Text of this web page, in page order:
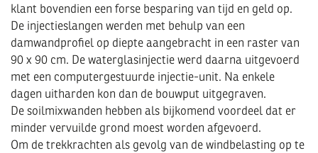
klant bovendien een forse besparing van tijd en geld op.
De injectieslangen werden met behulp van een
damwandprofiel op diepte aangebracht in een raster van
90 x 90 cm. De waterglasinjectie werd daarna uitgevoerd
met een computergestuurde injectie-unit. Na enkele
dagen uitharden kon dan de bouwput uitgegraven.
De soilmixwanden hebben als bijkomend voordeel dat er
minder vervuilde grond moest worden afgevoerd.
Om de trekkrachten als gevolg van de windbelasting op te